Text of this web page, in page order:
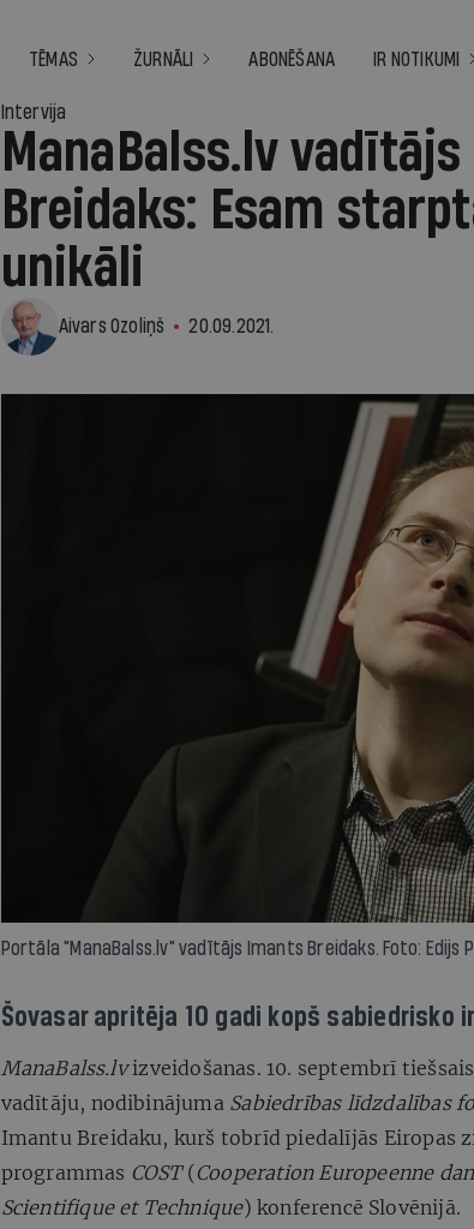
TĒMAS ŽURNĀLI ABONĒŠANA IR NOTIKUMI
Intervija
ManaBalss.lv
Breidaks: Esam
unikāli
Aivars Ozoliņš 20.09.2021.
Portāla "ManaBalss.lv" vadītājs Imants Breidaks. Foto: Edijs
Šovasar apritēja 10 gadi kopš
ManaBalss.lvizveidošanas. 10. septembrī
vadītāju, nodibinājuma Sabiedrības līdzdalības
Imantu Breidaku, kurš tobrīd piedalījās Eiropas
programmas COST(Cooperation Europeenne
Scientifique et Technique) konferencē Slovēnijā.